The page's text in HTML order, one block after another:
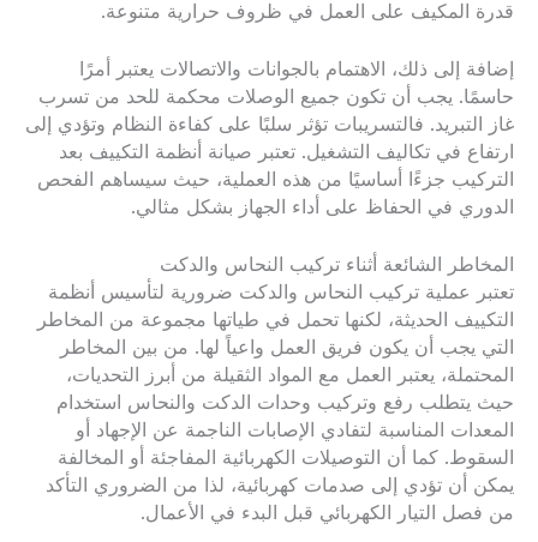
قدرة المكيف على العمل في ظروف حرارية متنوعة.
إضافة إلى ذلك، الاهتمام بالجوانات والاتصالات يعتبر أمرًا
حاسمًا. يجب أن تكون جميع الوصلات محكمة للحد من تسرب
غاز التبريد. فالتسريبات تؤثر سلبًا على كفاءة النظام وتؤدي إلى
ارتفاع في تكاليف التشغيل. تعتبر صيانة أنظمة التكييف بعد
التركيب جزءًا أساسيًا من هذه العملية، حيث سيساهم الفحص
الدوري في الحفاظ على أداء الجهاز بشكل مثالي.
المخاطر الشائعة أثناء تركيب النحاس والدكت
تعتبر عملية تركيب النحاس والدكت ضرورية لتأسيس أنظمة
التكييف الحديثة، لكنها تحمل في طياتها مجموعة من المخاطر
التي يجب أن يكون فريق العمل واعياً لها. من بين المخاطر
المحتملة، يعتبر العمل مع المواد الثقيلة من أبرز التحديات،
حيث يتطلب رفع وتركيب وحدات الدكت والنحاس استخدام
المعدات المناسبة لتفادي الإصابات الناجمة عن الإجهاد أو
السقوط. كما أن التوصيلات الكهربائية المفاجئة أو المخالفة
يمكن أن تؤدي إلى صدمات كهربائية، لذا من الضروري التأكد
من فصل التيار الكهربائي قبل البدء في الأعمال.